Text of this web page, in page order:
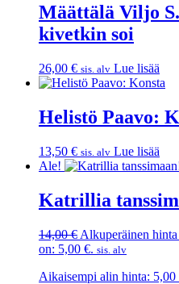
Määttälä Viljo
kivetkin soi
26,00 € sis. alv Lue lisää
Helistö Paavo:
13,50 € sis. alv Lue lisää
Ale!
Katrillia
14,00€ Alkuperäinen
on: 5,00 €. sis. alv
Aikaisempi alin hinta: 5,00